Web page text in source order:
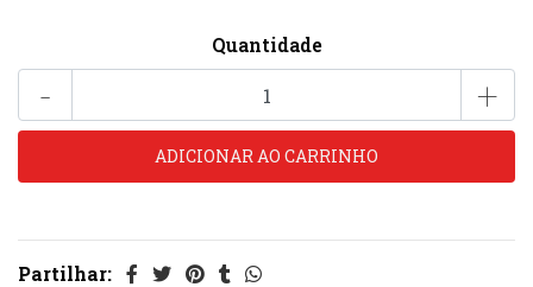
Quantidade
- +
Partilhar: